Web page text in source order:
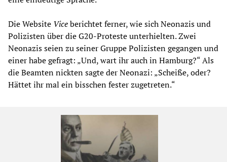
Die Website Viceberichtet ferner, wie sich Neonazis und
Polizisten über die G20-Proteste unterhielten. Zwei
Neonazis seien zu seiner Gruppe Polizisten gegangen und
einer habe gefragt: „Und, wart ihr auch in Hamburg?“ Als
die Beamten nickten sagte der Neonazi: „Scheiße, oder?
Hättet ihr mal ein bisschen fester zugetreten.“